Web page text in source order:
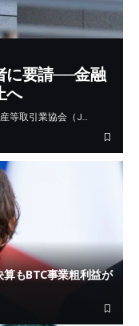
に要請──金融
へ
等取引業協会（J…
もBTC事業粗利益が